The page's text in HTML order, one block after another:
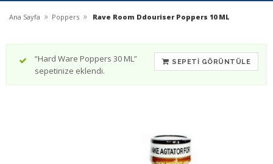
Ana Sayfa » Poppers » Rave Room Ddouriser Poppers 10 ML
SEPETI GÖRÜNTÜLE
“Hard Ware Poppers 30 ML”
sepetinize eklendi.